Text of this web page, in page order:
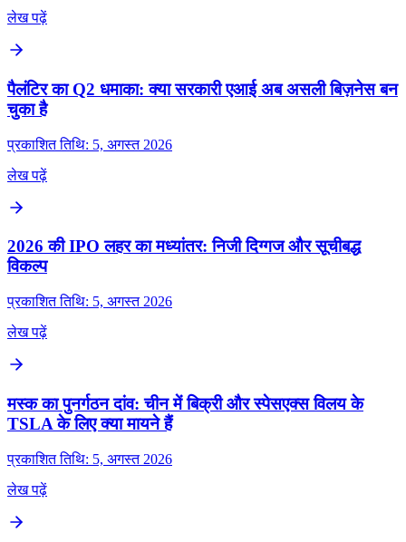
लेख पढ़ें
पैलंटिर का Q2 धमाका: क्या सरकारी एआई अब असली बिज़नेस बन
चुका है
प्रकाशित तिथि: 5, अगस्त 2026
लेख पढ़ें
2026 की IPO लहर का मध्यांतर: निजी दिग्गज और सूचीबद्ध
विकल्प
प्रकाशित तिथि: 5, अगस्त 2026
लेख पढ़ें
मस्क का पुनर्गठन दांव: चीन में बिक्री और स्पेसएक्स विलय के
TSLA के लिए क्या मायने हैं
प्रकाशित तिथि: 5, अगस्त 2026
लेख पढ़ें